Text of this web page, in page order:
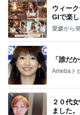
ウィー
GIで楽
愛媛から
「誰だ
Amebaト
２０代
ました。